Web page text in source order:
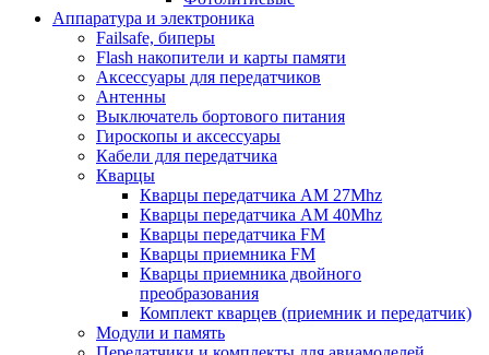
Аппаратура и электроника
Failsafe, биперы
Flash накопители и карты памяти
Аксессуары для передатчиков
Антенны
Выключатель бортового питания
Гироскопы и аксессуары
Кабели для передатчика
Кварцы
Кварцы передатчика AM 27Mhz
Кварцы передатчика AM 40Mhz
Кварцы передатчика FM
Кварцы приемника FM
Кварцы приемника двойного
преобразования
Комплект кварцев (приемник и передатчик)
Модули и память